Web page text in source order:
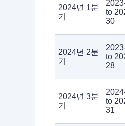
2024년 1분
기
to
30
2024년 2분
기
to
28
2024년 3분
기
to
31